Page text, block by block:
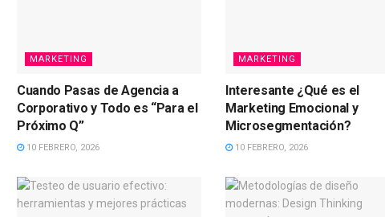
MARKETING
Cuando Pasas de Agencia a
Corporativo y Todo es “Para el
Próximo Q”
10 FEBRERO, 2026
MARKETING
Interesante ¿Qué es el
Marketing Emocional y
Microsegmentación?
10 FEBRERO, 2026